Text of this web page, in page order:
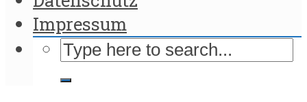
Impressum